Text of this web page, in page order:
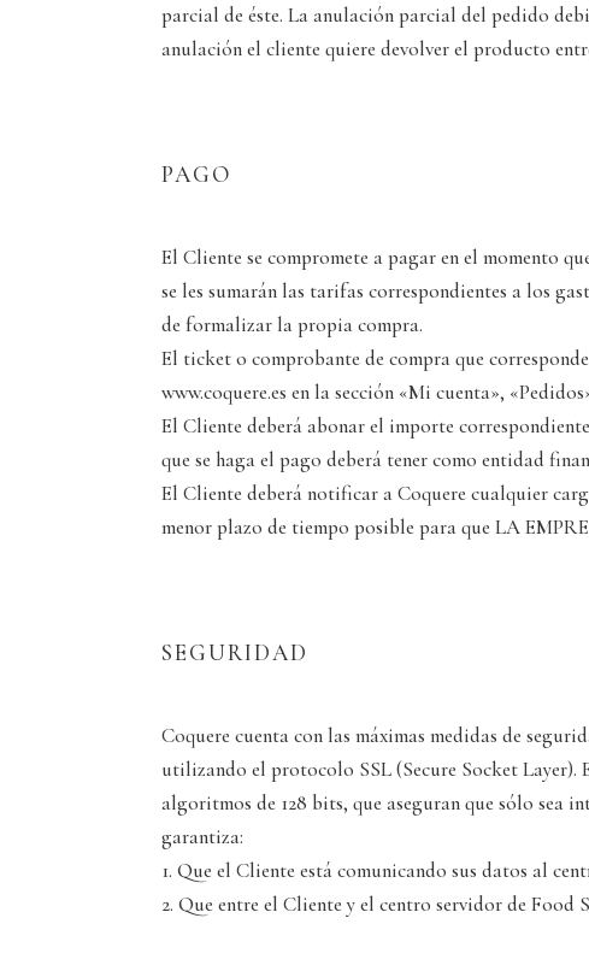
parcial de éste. La anulación parcial del pedido
anulación el cliente quiere devolver el producto
PAGO
El Cliente se compromete a pagar en el momento
se les sumarán las tarifas correspondientes a los
de formalizar la propia compra.
El ticket o comprobante de compra que
www.coquere.es en la sección «Mi cuenta»,
El Cliente deberá abonar el importe
que se haga el pago deberá tener como entidad
El Cliente deberá notificar a Coquere cualquier
menor plazo de tiempo posible para que LA
SEGURIDAD
Coquere cuenta con las máximas medidas de
utilizando el protocolo SSL (Secure Socket Layer).
algoritmos de 128 bits, que aseguran que sólo
garantiza:
1. Que el Cliente está comunicando sus datos al
2. Que entre el Cliente y el centro servidor de